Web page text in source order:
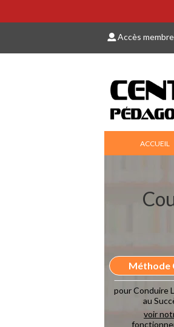
Accès
ACCUEIL
Méthode
pour Conduire
au
voir